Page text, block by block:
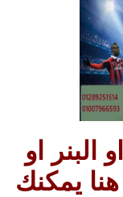
البنر او
يمكنك